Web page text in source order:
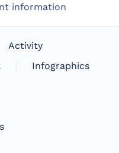
information
Activity
Infographics